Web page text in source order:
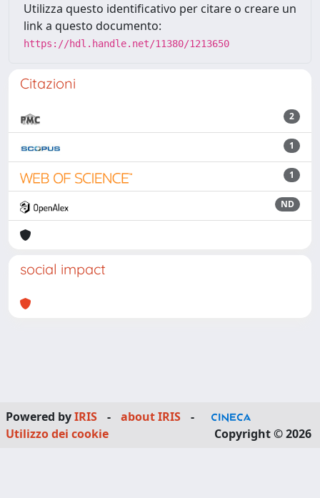
Utilizza questo identificativo per citare o creare un
link a questo documento:
https://hdl.handle.net/11380/1213650
Citazioni
2
1
1
ND
social impact
Powered byIRIS - about IRIS
-
Utilizzo dei cookie
Copyright © 2026